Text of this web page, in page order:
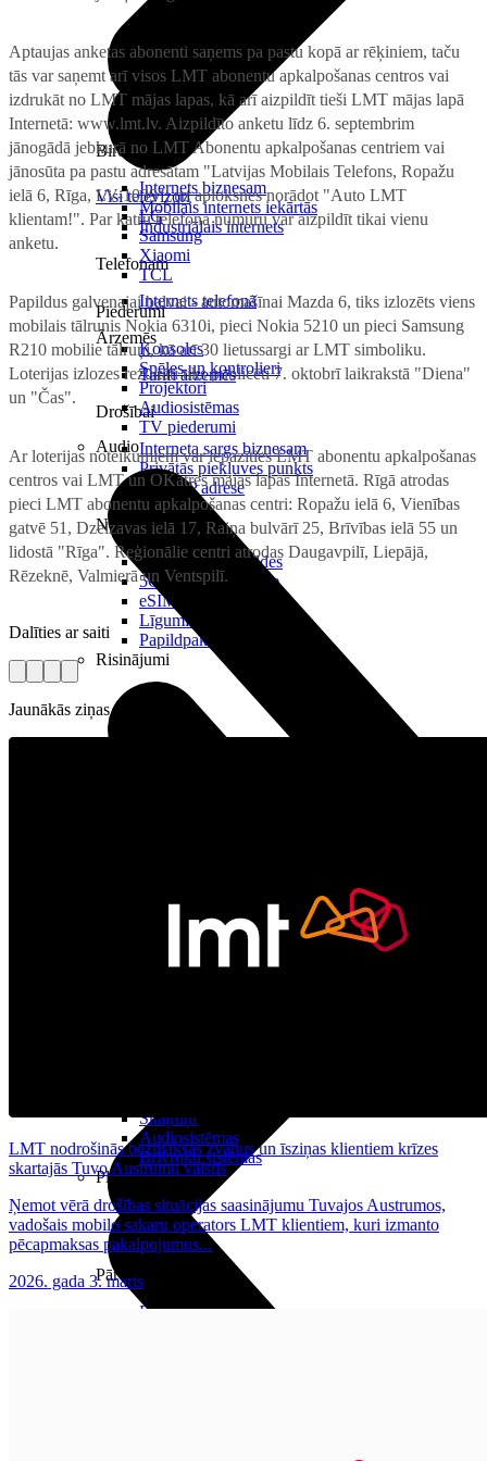
Birojam
Internets biznesam
Mobilais internets iekārtās
Industriālais internets
Telefonam
Internets telefonā
Ārzemēs
Tarifi ārzemēs
Drošībai
Interneta sargs biznesam
Privātās piekļuves punkts
Reālā IP adrese
Noderīgi
Jautājumi un atbildes
5G pārklājuma karte
eSIM tehnoloģija
Līgumi un noteikumi
Papildpakalpojumi
Risinājumi
Pārvaldībai
Darbalaika uzskaite
Visi televizori
LG
Samsung
Xiaomi
TCL
Piederumi
Konsoles
Spēles un kontrolieri
Projektori
Audiosistēmas
TV piederumi
Audio
Skaļruņi
Audiosistēmas
Brīvroku sistēmas
Planšetes
Aptaujas anketas abonenti saņems pa pastu kopā ar rēķiniem, taču
tās var saņemt arī visos LMT abonentu apkalpošanas centros vai
izdrukāt no LMT mājas lapas, kā arī aizpildīt tieši LMT mājas lapā
Internetā: www.lmt.lv. Aizpildīto anketu līdz 6. septembrim
jānogādā jebkurā no LMT Abonentu apkalpošanas centriem vai
jānosūta pa pastu adresātam "Latvijas Mobilais Telefons, Ropažu
ielā 6, Rīga, LV-1039", uz aploksnes norādot "Auto LMT
klientam!". Par katru telefona numuru var aizpildīt tikai vienu
anketu.
Papildus galvenajai balvai - automašīnai Mazda 6, tiks izlozēts viens
mobilais tālrunis Nokia 6310i, pieci Nokia 5210 un pieci Samsung
R210 mobilie tālruņi, kā arī 30 lietussargi ar LMT simboliku.
Loterijas izlozes rezultāti tiks publicēti 7. oktobrī laikrakstā "Diena"
un "Čas".
Ar loterijas noteikumiem var iepazīties LMT abonentu apkalpošanas
centros vai LMT un OKatres mājas lapās Internetā. Rīgā atrodas
pieci LMT abonentu apkalpošanas centri: Ropažu ielā 6, Vienības
gatvē 51, Dzelzavas ielā 17, Raiņa bulvārī 25, Brīvības ielā 55 un
lidostā "Rīga". Reģionālie centri atrodas Daugavpilī, Liepājā,
Rēzeknē, Valmierā un Ventspilī.
Dalīties ar saiti
Jaunākās ziņas
LMT nodrošinās bezmaksas zvanus un īsziņas klientiem krīzes
skartajās Tuvo Austrumu valstīs
Ņemot vērā drošības situācijas saasinājumu Tuvajos Austrumos,
vadošais mobilo sakaru operators LMT klientiem, kuri izmanto
pēcapmaksas pakalpojumus...
2026. gada 3. marts